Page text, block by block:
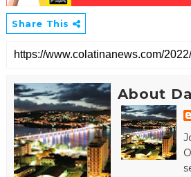
Share This
About